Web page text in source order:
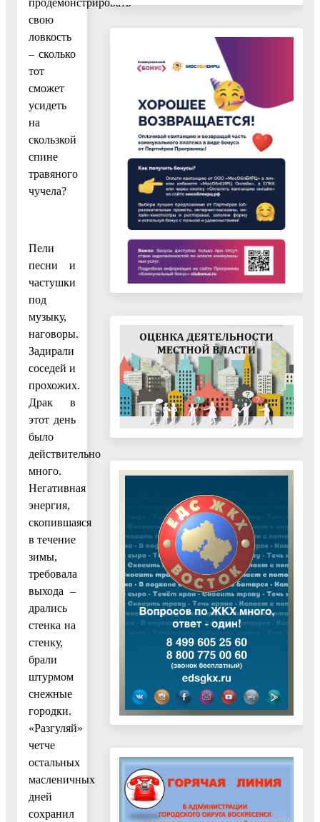
свою
ловкость
– сколько
тот
сможет
усидеть
на
скользкой
спине
травяного
чучела?
Пели
песни и
частушки
под
музыку,
наговоры.
Задирали
соседей и
прохожих.
Драк в
этот день
было
действительно
много.
Негативная
энергия,
скопившаяся
в течение
зимы,
требовала
выхода –
дрались
стенка на
стенку,
брали
штурмом
снежные
городки.
«Разгуляй»
четче
остальных
масленичных
дней
сохранил